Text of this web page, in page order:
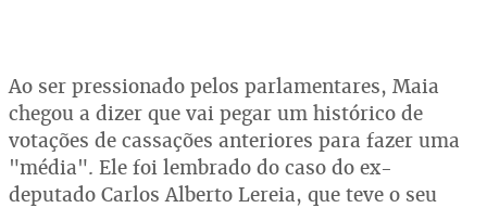
Ao ser pressionado pelos parlamentares, Maia
chegou a dizer que vai pegar um histórico de
votações de cassações anteriores para fazer uma
"média". Ele foi lembrado do caso do ex-
deputado Carlos Alberto Lereia, que teve o seu